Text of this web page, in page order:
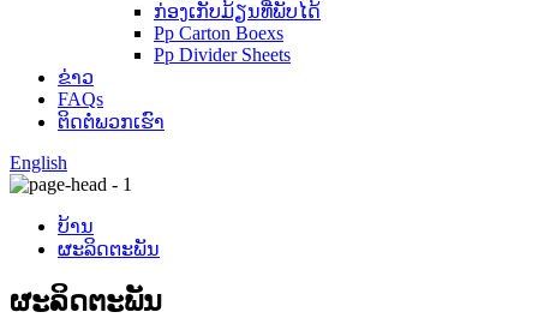
ກ່ອງເກັບມ້ຽນທີ່ພັບໄດ້
Pp Carton Boexs
Pp Divider Sheets
ຂ່າວ
FAQs
ຕິດ​ຕໍ່​ພວກ​ເຮົາ
English
ບ້ານ
ຜະລິດຕະພັນ
ຜະລິດຕະພັນ